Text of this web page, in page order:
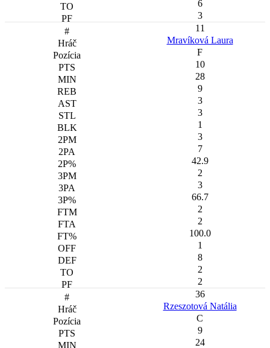
6
3
11
Mravíková Laura
F
10
28
9
3
3
1
3
7
42.9
2
3
66.7
2
2
100.0
1
8
2
2
36
Rzeszotová Natália
C
9
24